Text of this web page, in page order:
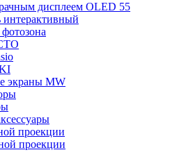
дисплеем OLED 55
интерактивный
экраны MW
проекции
проекции